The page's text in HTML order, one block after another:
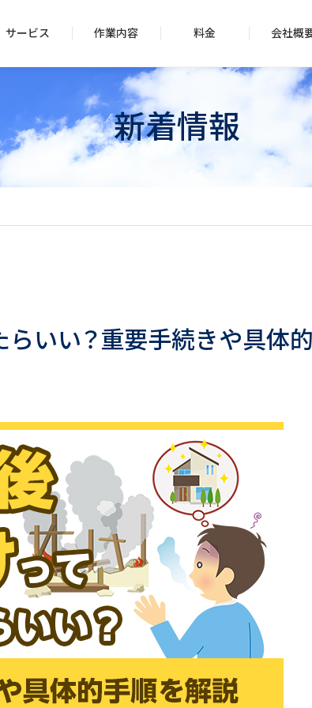
サービス 作業内容 料金 会社概
新着情報
いい？重要手続きや具体